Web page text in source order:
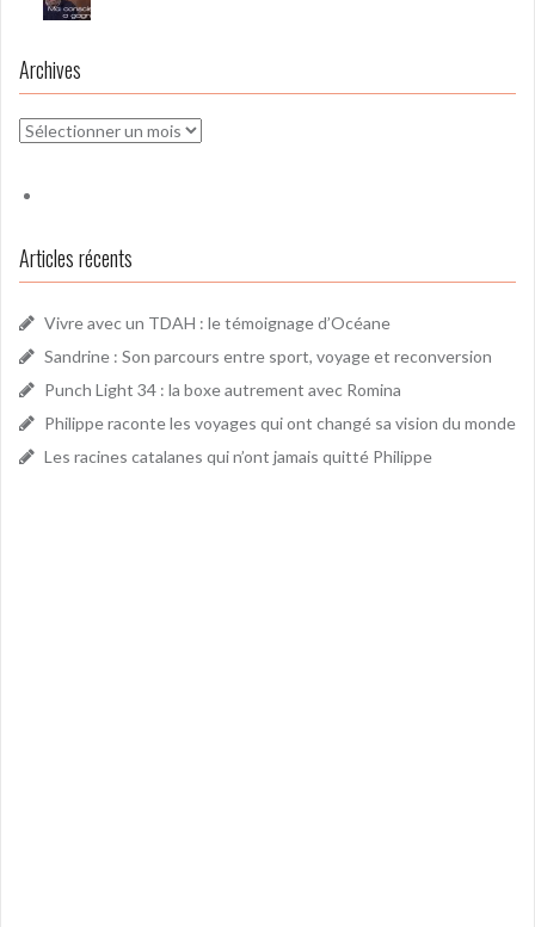
Archives
Archives
Articles récents
Vivre avec un TDAH : le témoignage d’Océane
Sandrine : Son parcours entre sport, voyage et reconversion
Punch Light 34 : la boxe autrement avec Romina
Philippe raconte les voyages qui ont changé sa vision du monde
Les racines catalanes qui n’ont jamais quitté Philippe